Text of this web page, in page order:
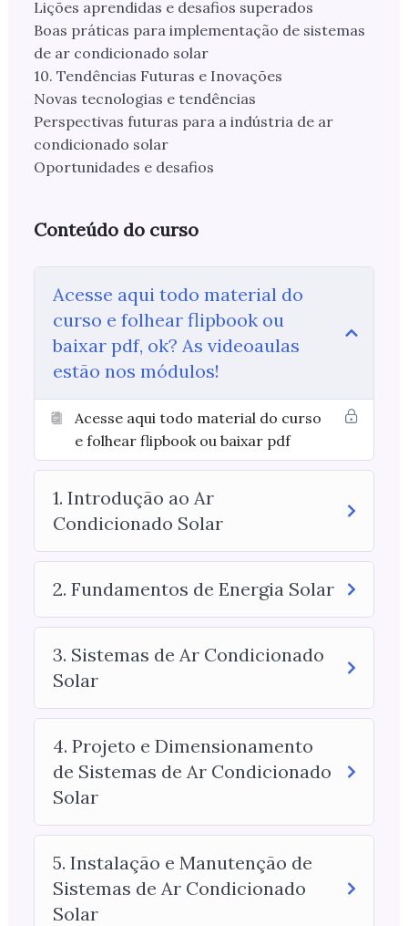
Lições aprendidas e desafios superados
Boas práticas para implementação de sistemas
de ar condicionado solar
10. Tendências Futuras e Inovações
Novas tecnologias e tendências
Perspectivas futuras para a indústria de ar
condicionado solar
Oportunidades e desafios
Conteúdo do curso
Acesse aqui todo material do
curso e folhear flipbook ou
baixar pdf, ok? As videoaulas
estão nos módulos!
Acesse aqui todo material do curso
e folhear flipbook ou baixar pdf
1. Introdução ao Ar
Condicionado Solar
2. Fundamentos de Energia Solar
3. Sistemas de Ar Condicionado
Solar
4. Projeto e Dimensionamento
de Sistemas de Ar Condicionado
Solar
5. Instalação e Manutenção de
Sistemas de Ar Condicionado
Solar